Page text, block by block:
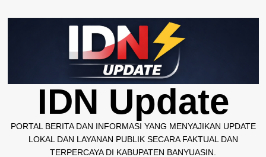
to
IDN Update
PORTAL BERITA DAN INFORMASI YANG MENYAJIKAN UPDATE
LOKAL DAN LAYANAN PUBLIK SECARA FAKTUAL DAN
TERPERCAYA DI KABUPATEN BANYUASIN.